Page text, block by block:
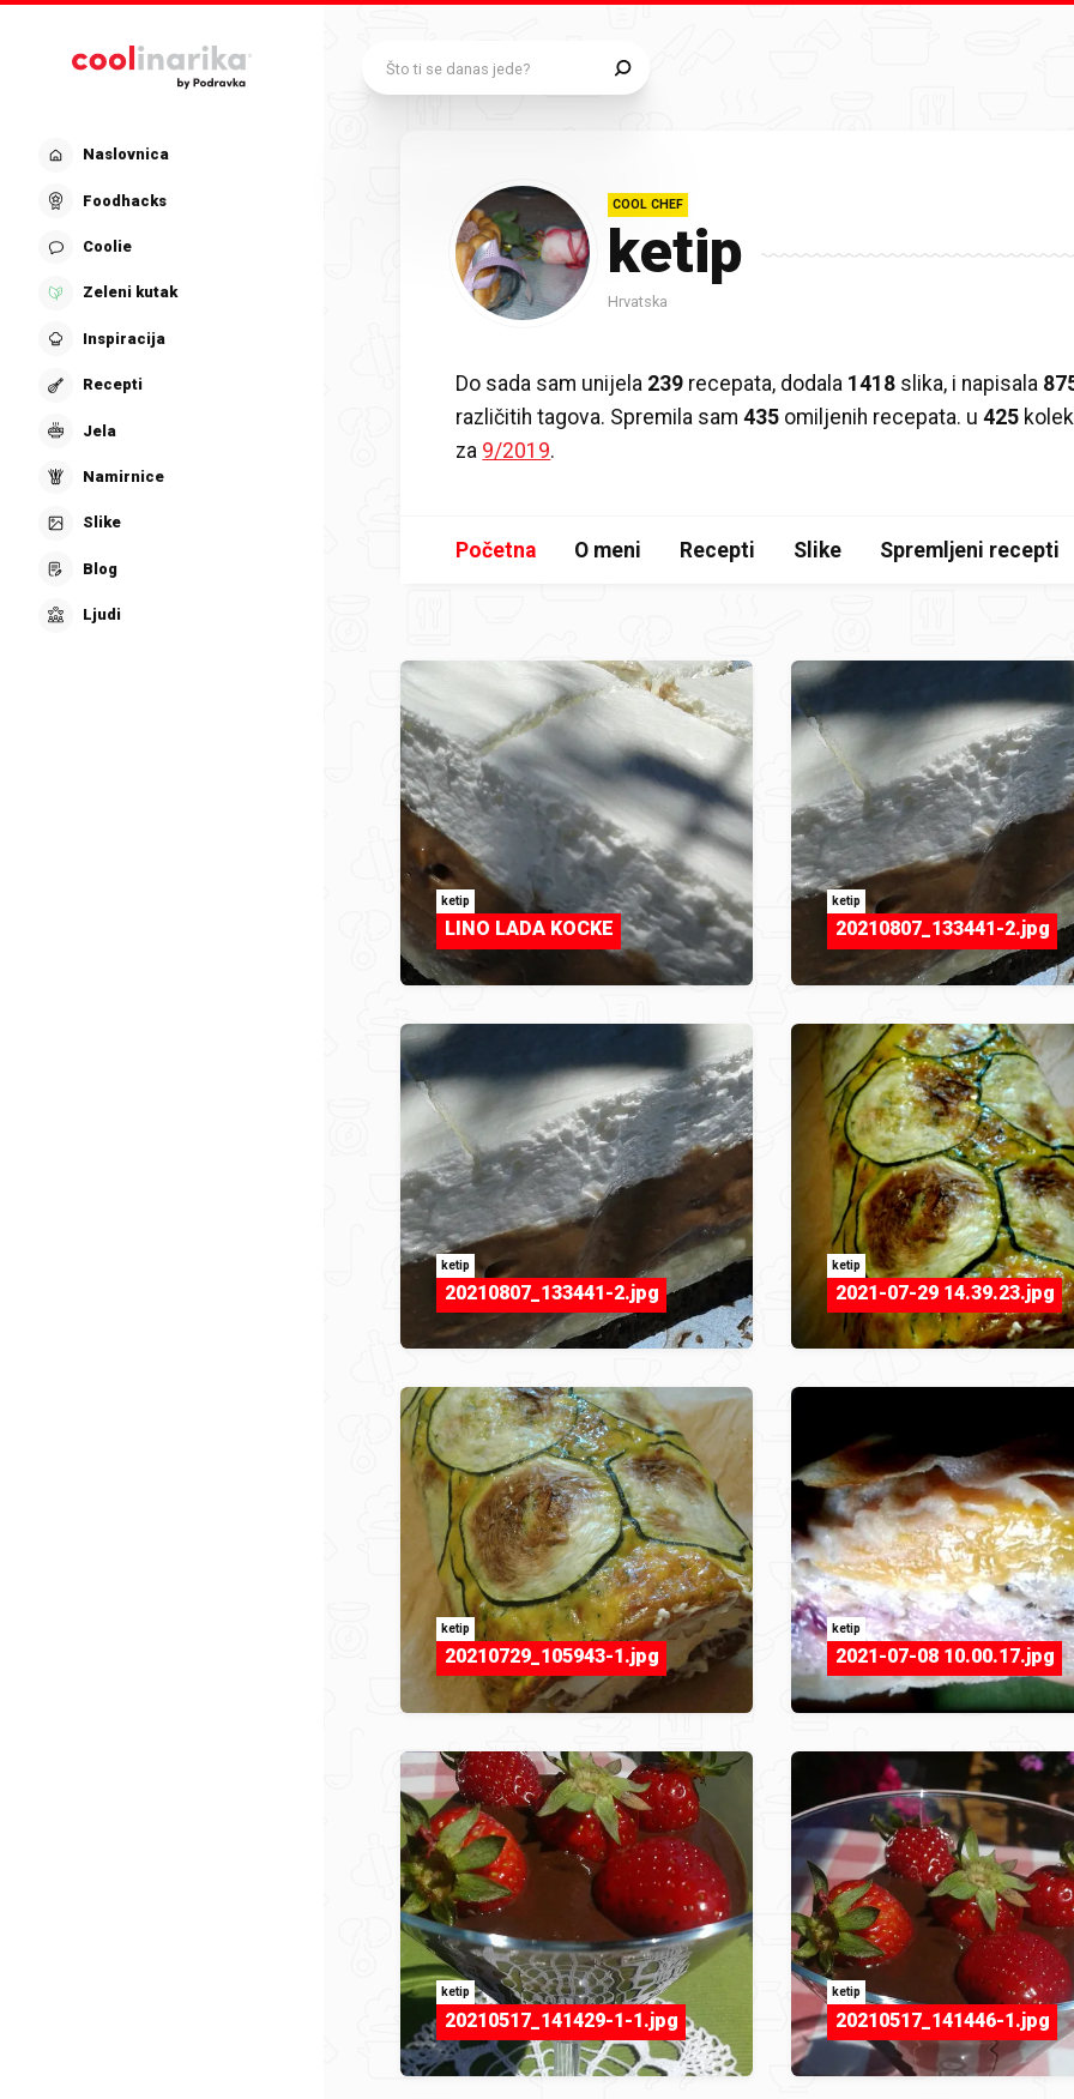
Naslovnica
Foodhacks
Coolie
Zeleni kutak
Inspiracija
Recepti
Jela
Namirnice
Slike
Blog
Ljudi
COOL CHEF
ketip
Hrvatska
Do sada sam unijela 239 recepata, dodala 1418 slika, i napisala
različitih tagova. Spremila sam435 omiljenih recepata. u425
za 9/2019.
Početna O meni Recepti Slike Spremljeni recepti
ketip
LINO LADA KOCKE
ketip
20210807_133441-2.jpg
ketip
20210807_133441-2.jpg
ketip
2021-07-29 14.39.23.jpg
ketip
20210729_105943-1.jpg
ketip
2021-07-08 10.00.17.jpg
ketip
20210517_141429-1-1.jpg
ketip
20210517_141446-1.jpg
Što ti se danas jede?